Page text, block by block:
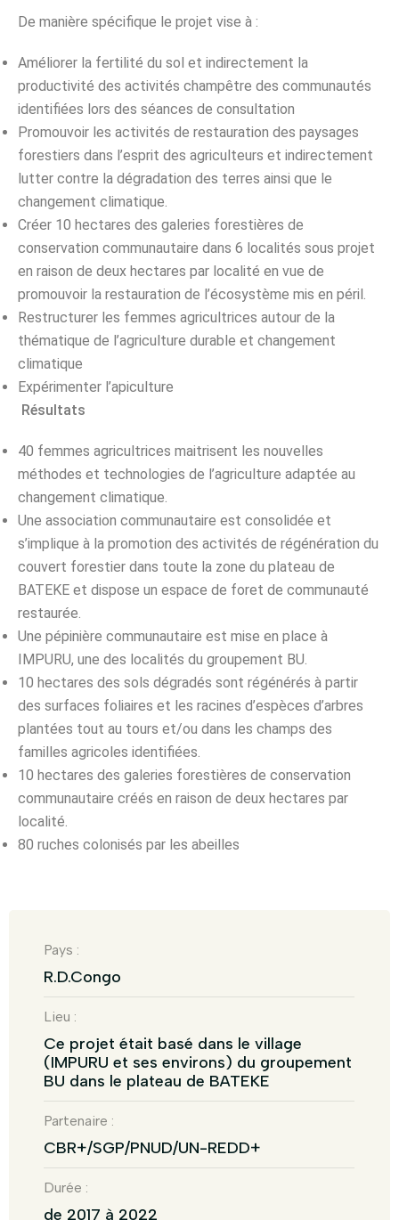
De manière spécifique le projet vise à :
Améliorer la fertilité du sol et indirectement la
productivité des activités champêtre des communautés
identifiées lors des séances de consultation
Promouvoir les activités de restauration des paysages
forestiers dans l’esprit des agriculteurs et indirectement
lutter contre la dégradation des terres ainsi que le
changement climatique.
Créer 10 hectares des galeries forestières de
conservation communautaire dans 6 localités sous projet
en raison de deux hectares par localité en vue de
promouvoir la restauration de l’écosystème mis en péril.
Restructurer les femmes agricultrices autour de la
thématique de l’agriculture durable et changement
climatique
Expérimenter l’apiculture
Résultats
40 femmes agricultrices maitrisent les nouvelles
méthodes et technologies de l’agriculture adaptée au
changement climatique.
Une association communautaire est consolidée et
s’implique à la promotion des activités de régénération du
couvert forestier dans toute la zone du plateau de
BATEKE et dispose un espace de foret de communauté
restaurée.
Une pépinière communautaire est mise en place à
IMPURU, une des localités du groupement BU.
10 hectares des sols dégradés sont régénérés à partir
des surfaces foliaires et les racines d’espèces d’arbres
plantées tout au tours et/ou dans les champs des
familles agricoles identifiées.
10 hectares des galeries forestières de conservation
communautaire créés en raison de deux hectares par
localité.
80 ruches colonisés par les abeilles
Pays :
R.D.Congo
Lieu :
Ce projet était basé dans le village
(IMPURU et ses environs) du groupement
BU dans le plateau de BATEKE
Partenaire :
CBR+/SGP/PNUD/UN-REDD+
Durée :
de 2017 à 2022